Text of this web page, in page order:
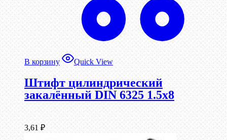
В корзину Quick View
Штифт цилиндрический
закалённый DIN 6325 1.5х8
3,61 ₽